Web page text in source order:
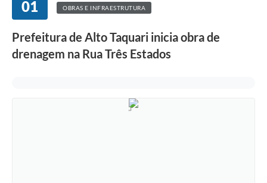
01 OBRAS E INFRAESTRUTURA
Prefeitura de Alto Taquari inicia obra de
drenagem na Rua Três Estados